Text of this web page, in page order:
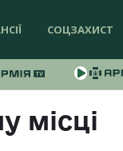
СОЦЗАХИСТ
місці